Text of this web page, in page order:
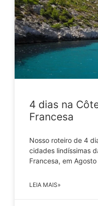
4 dias na
Francesa
Nosso roteiro de 4
cidades lindíssimas
Francesa, em
LEIA MAIS»